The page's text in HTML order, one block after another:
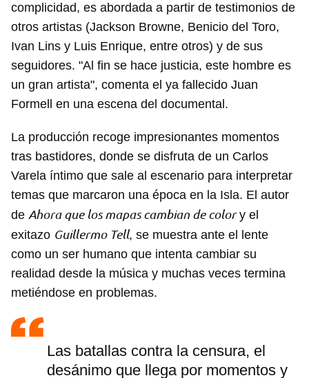
complicidad, es abordada a partir de testimonios de
otros artistas (Jackson Browne, Benicio del Toro,
Ivan Lins y Luis Enrique, entre otros) y de sus
seguidores. "Al fin se hace justicia, este hombre es
un gran artista", comenta el ya fallecido Juan
Formell en una escena del documental.
La producción recoge impresionantes momentos
tras bastidores, donde se disfruta de un Carlos
Varela íntimo que sale al escenario para interpretar
temas que marcaron una época en la Isla. El autor
de Ahora que los mapas cambian de colory el
exitazo Guillermo Tell, se muestra ante el lente
como un ser humano que intenta cambiar su
realidad desde la música y muchas veces termina
metiéndose en problemas.
Las batallas contra la censura, el
desánimo que llega por momentos y